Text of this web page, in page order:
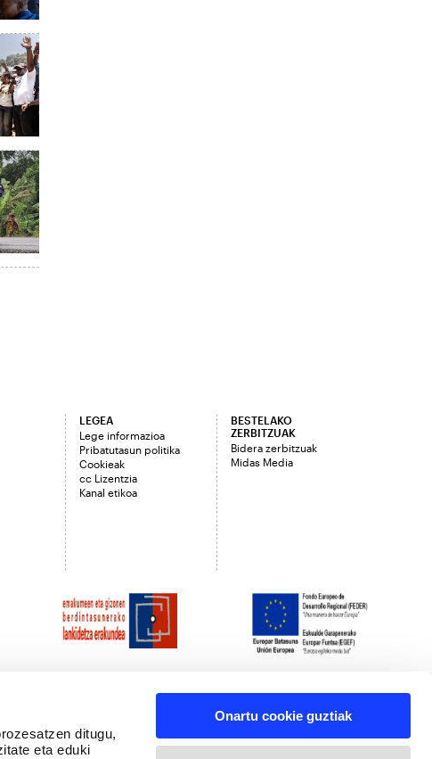
ditugu,
eta eduki
Onartu cookie guztiak
LEGEA
Lege informazioa
Pribatutasun politika
Cookieak
cc Lizentzia
Kanal etikoa
BESTELAKO
ZERBITZUAK
Bidera zerbitzuak
Midas Media